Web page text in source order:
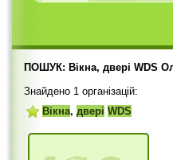
ПОШУК: Вікна, двері WDS
Знайдено 1 організацій:
Вікна, двері WDS